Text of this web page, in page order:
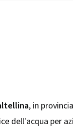
, in
dell'acqua per